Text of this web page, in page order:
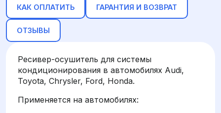
КАК ОПЛАТИТЬ ГАРАНТИЯ И ВОЗВРАТ
ОТЗЫВЫ
Ресивер-осушитель для системы
кондиционирования в автомобилях Audi,
Toyota, Chrysler, Ford, Honda.
Применяется на автомобилях: